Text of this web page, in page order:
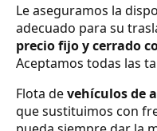
Le aseguramos la
adecuado para su
precio fijo y cerrado
Aceptamos todas las
Flota devehículos de
que sustituimos con